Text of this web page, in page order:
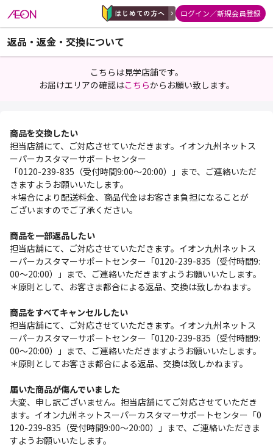
ログイン／新規会員登録
返品・返金・交換について
こちらは見学店舗です。
お届けエリアの確認はこちらからお願い致します。
商品を交換したい
担当店舗にて、ご対応させていただきます。イオン九州ネットス
ーパーカスタマーサポートセンター
「0120-239-835（受付時間9:00～20:00）」まで、ご連絡いただ
きますようお願いいたします。
＊場合により配送料金、商品代金はお客さま負担になることが
ございますのでご了承ください。
商品を一部返品したい
担当店舗にて、ご対応させていただきます。イオン九州ネットス
ーパーカスタマーサポートセンター「0120-239-835（受付時間9:
00～20:00）」まで、ご連絡いただきますようお願いいたします。
＊原則として、お客さま都合による返品、交換は致しかねます。
商品をすべてキャンセルしたい
担当店舗にて、ご対応させていただきます。イオン九州ネットス
ーパーカスタマーサポートセンター「0120-239-835（受付時間9:
00～20:00）」まで、ご連絡いただきますようお願いいたします。
＊原則としてお客さま都合による返品、交換は致しかねます。
届いた商品が傷んでいました
大変、申し訳ございません。担当店舗にてご対応させていただき
ます。イオン九州ネットスーパーカスタマーサポートセンター「0
120-239-835（受付時間9:00～20:00）」まで、ご連絡いただきま
すようお願いいたします。